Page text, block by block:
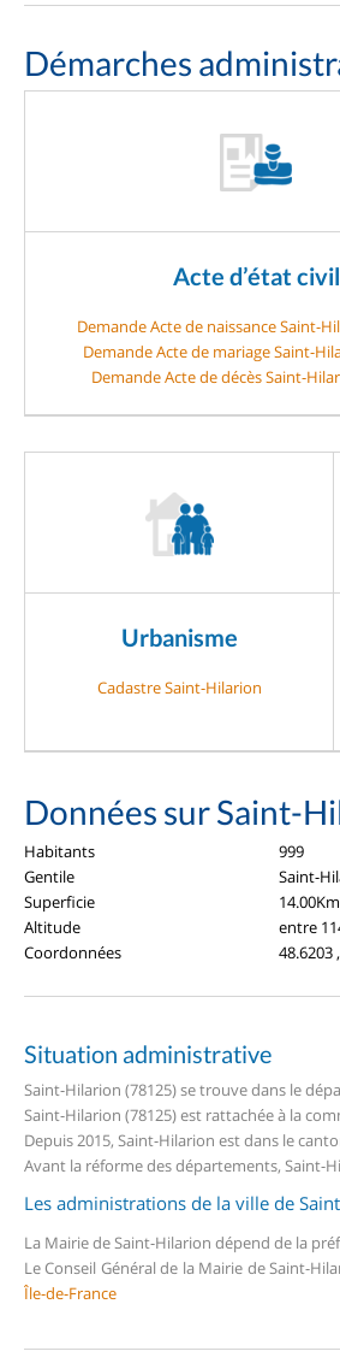
Démarches
Acte d’état civil
Demande Acte de naissance Saint-
Demande Acte de mariage Saint-
Demande Acte de décès Saint-
Urbanisme
Cadastre Saint-Hilarion
Données sur Saint-
Habitants
999
Gentile
Saint-
Superficie
Altitude
entre
Coordonnées
48.6203
Situation administrative
Saint-Hilarion (78125) se trouve dans le
Saint-Hilarion (78125) est rattachée à la
Depuis 2015, Saint-Hilarion est dans le
Avant la réforme des départements, Saint-
Les administrations de la ville de
La Mairie de Saint-Hilarion dépend de la
Le Conseil Général de la Mairie de Saint-
Île-de-France